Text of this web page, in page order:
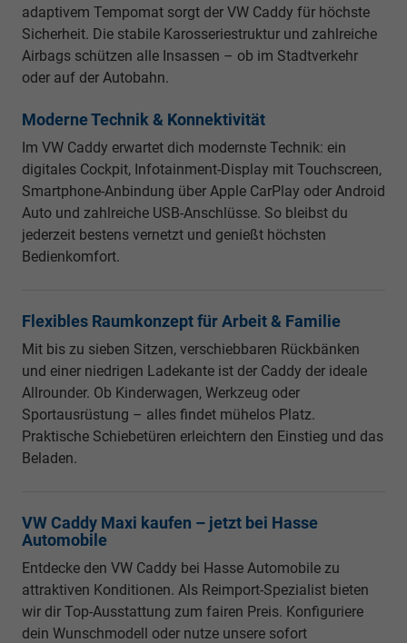
adaptivem Tempomat sorgt der VW Caddy für höchste
Sicherheit. Die stabile Karosseriestruktur und zahlreiche
Airbags schützen alle Insassen – ob im Stadtverkehr
oder auf der Autobahn.
Moderne Technik & Konnektivität
Im VW Caddy erwartet dich modernste Technik: ein
digitales Cockpit, Infotainment-Display mit Touchscreen,
Smartphone-Anbindung über Apple CarPlay oder Android
Auto und zahlreiche USB-Anschlüsse. So bleibst du
jederzeit bestens vernetzt und genießt höchsten
Bedienkomfort.
Flexibles Raumkonzept für Arbeit & Familie
Mit bis zu sieben Sitzen, verschiebbaren Rückbänken
und einer niedrigen Ladekante ist der Caddy der ideale
Allrounder. Ob Kinderwagen, Werkzeug oder
Sportausrüstung – alles findet mühelos Platz.
Praktische Schiebetüren erleichtern den Einstieg und das
Beladen.
VW Caddy Maxi kaufen – jetzt bei Hasse
Automobile
Entdecke den VW Caddy bei Hasse Automobile zu
attraktiven Konditionen. Als Reimport-Spezialist bieten
wir dir Top-Ausstattung zum fairen Preis. Konfiguriere
dein Wunschmodell oder nutze unsere sofort